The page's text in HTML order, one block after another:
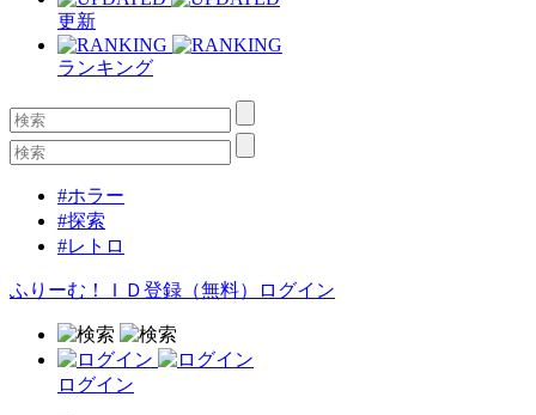
更新
ランキング
#ホラー
#探索
#レトロ
ふりーむ！ＩＤ登録（無料） ログイン
ログイン